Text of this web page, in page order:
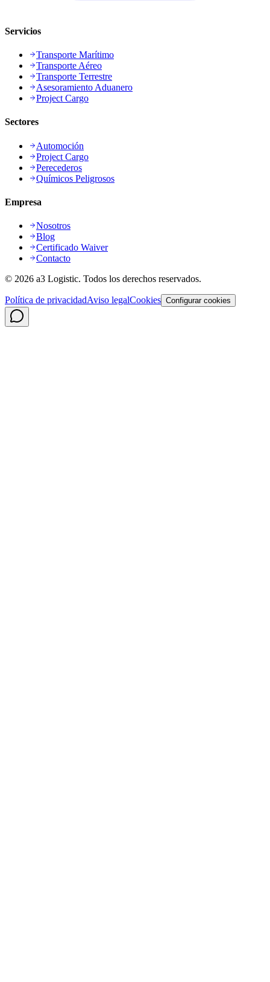
Servicios
Transporte Marítimo
Transporte Aéreo
Transporte Terrestre
Asesoramiento Aduanero
Project Cargo
Sectores
Automoción
Project Cargo
Perecederos
Químicos Peligrosos
Empresa
Nosotros
Blog
Certificado Waiver
Contacto
© 2026 a3 Logistic. Todos los derechos reservados.
Política de privacidadAviso legalCookies Configurar cookies